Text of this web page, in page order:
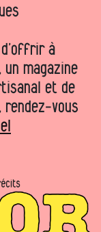
à
magazine
et de
rendez-vous